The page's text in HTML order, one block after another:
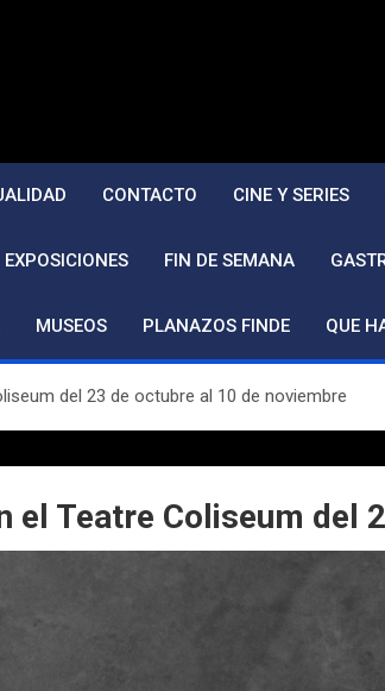
CONTACTO CINE Y SERIES
EXPOSICIONES FIN DE SEMANA
MUSEOS PLANAZOS FINDE QUE
del 23 de octubre al 10 de noviembre
el Teatre Coliseum del